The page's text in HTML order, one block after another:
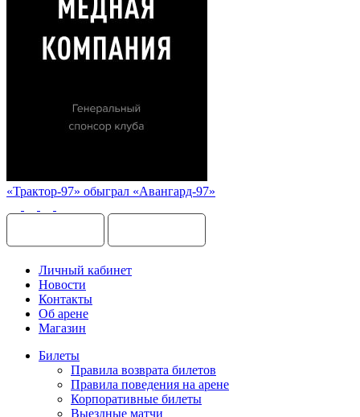
«Трактор-97» обыграл «Авангард-97»
Личный кабинет
Новости
Контакты
Об арене
Магазин
Билеты
Правила возврата билетов
Правила поведения на арене
Корпоративные билеты
Выездные матчи